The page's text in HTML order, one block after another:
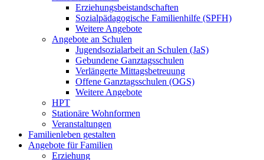
Erziehungsbeistandschaften
Sozialpädagogische Familienhilfe (SPFH)
Weitere Angebote
Angebote an Schulen
Jugendsozialarbeit an Schulen (JaS)
Gebundene Ganztagsschulen
Verlängerte Mittagsbetreuung
Offene Ganztagsschulen (OGS)
Weitere Angebote
HPT
Stationäre Wohnformen
Veranstaltungen
Familienleben gestalten
Angebote für Familien
Erziehung